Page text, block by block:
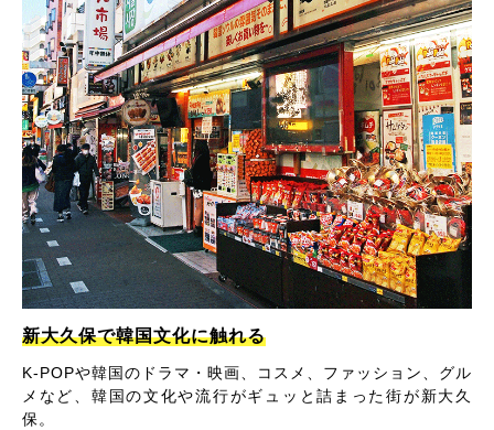
新大久保で韓国文化に触れる
K-POPや韓国のドラマ・映画、コスメ、ファッション、グル
メなど、韓国の文化や流行がギュッと詰まった街が新大久
保。